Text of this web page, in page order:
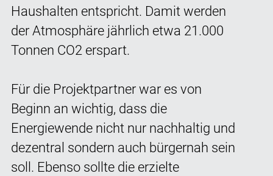
Haushalten entspricht. Damit werden
der Atmosphäre jährlich etwa 21.000
Tonnen CO2 erspart.
Für die Projektpartner war es von
Beginn an wichtig, dass die
Energiewende nicht nur nachhaltig und
dezentral sondern auch bürgernah sein
soll. Ebenso sollte die erzielte